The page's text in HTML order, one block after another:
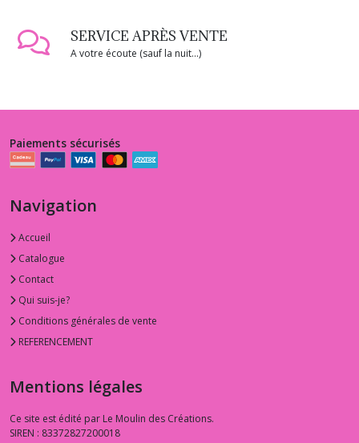
SERVICE APRÈS VENTE
A votre écoute (sauf la nuit...)
Paiements sécurisés
Navigation
Accueil
Catalogue
Contact
Qui suis-je?
Conditions générales de vente
REFERENCEMENT
Mentions légales
Ce site est édité par Le Moulin des Créations.
SIREN : 83372827200018